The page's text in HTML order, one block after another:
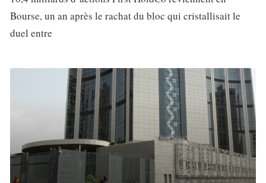
Bourse, un an après le rachat du bloc qui cristallisait le
duel entre